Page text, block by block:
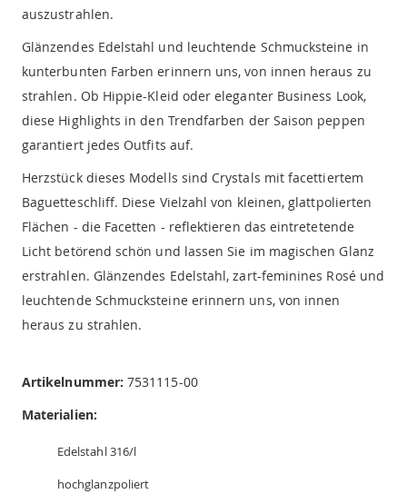
auszustrahlen.
Glänzendes Edelstahl und leuchtende Schmucksteine in
kunterbunten Farben erinnern uns, von innen heraus zu
strahlen. Ob Hippie-Kleid oder eleganter Business Look,
diese Highlights in den Trendfarben der Saison peppen
garantiert jedes Outfits auf.
Herzstück dieses Modells sind Crystals mit facettiertem
Baguetteschliff. Diese Vielzahl von kleinen, glattpolierten
Flächen - die Facetten - reflektieren das eintretetende
Licht betörend schön und lassen Sie im magischen Glanz
erstrahlen. Glänzendes Edelstahl, zart-feminines Rosé und
leuchtende Schmucksteine erinnern uns, von innen
heraus zu strahlen.
Artikelnummer: 7531115-00
Materialien:
Edelstahl 316/l
hochglanzpoliert